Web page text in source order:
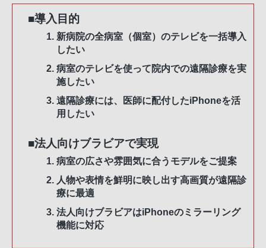
■導入目的
新病院の全病室（個室）のテレビを一括導入
したい
病室のテレビを使って院内での遠隔診療を実
施したい
遠隔診療には、医師に配付したiPhoneを活
用したい
■法人向けブラビアで実現
病室の広さや雰囲気に合うモデルをご提案
人物や表情を鮮明に映し出す高画質が遠隔診
療に最適
法人向けブラビアはiPhoneのミラーリング
機能に対応